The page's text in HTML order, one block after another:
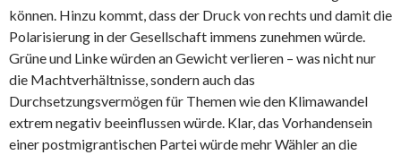
können. Hinzu kommt, dass der Druck von rechts und damit die
Polarisierung in der Gesellschaft immens zunehmen würde.
Grüne und Linke würden an Gewicht verlieren – was nicht nur
die Machtverhältnisse, sondern auch das
Durchsetzungsvermögen für Themen wie den Klimawandel
extrem negativ beeinflussen würde. Klar, das Vorhandensein
einer postmigrantischen Partei würde mehr Wähler an die